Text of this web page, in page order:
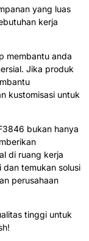
yang luas
kerja
membantu anda
Jika produk
kustomisasi untuk
bukan hanya
di ruang kerja
temukan solusi
perusahaan
tinggi untuk